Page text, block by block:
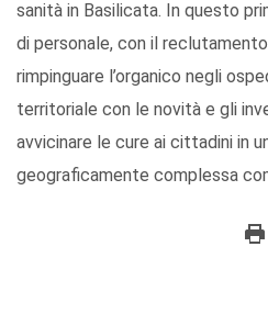
sanità in Basilicata. In questo
di personale, con il
rimpinguare l’organico negli
territoriale con le novità e gli
avvicinare le cure ai cittadini in
geograficamente complessa